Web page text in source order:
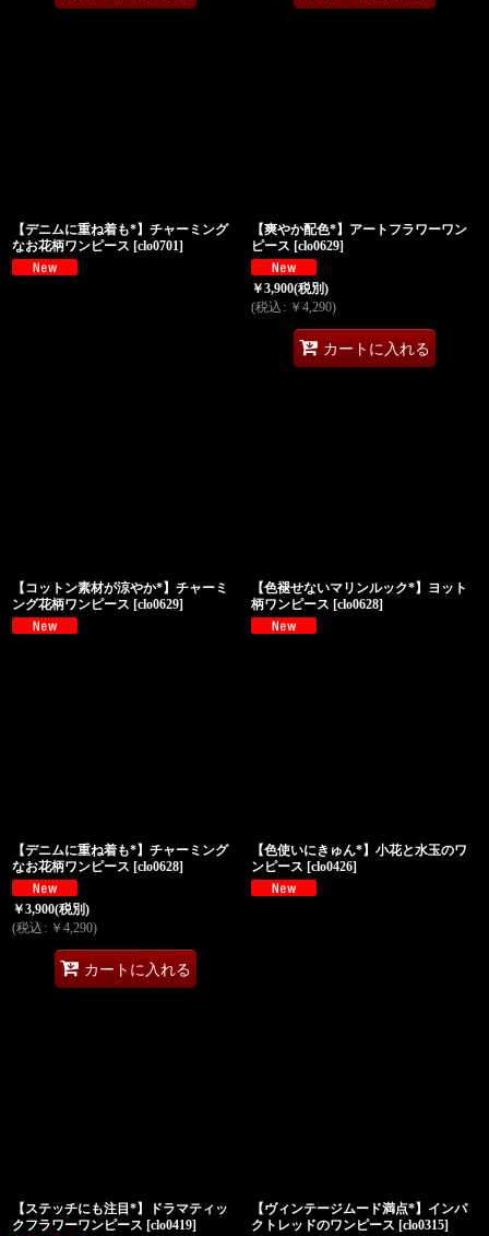
【デニムに重ね着も*】チャーミング
なお花柄ワンピース [clo0701]
【爽やか配色*】アートフラワーワン
ピース [clo0629]
￥3,900(税別)
(税込 : ￥ 4,290)
カートに入れる
【コットン素材が涼やか*】チャーミ
ング花柄ワンピース [clo0629]
【色褪せないマリンルック*】ヨット
柄ワンピース [clo0628]
【デニムに重ね着も*】チャーミング
なお花柄ワンピース [clo0628]
￥3,900(税別)
(税込 : ￥ 4,290)
カートに入れる
【色使いにきゅん*】小花と水玉のワ
ンピース [clo0426]
【ステッチにも注目*】ドラマティッ
クフラワーワンピース [clo0419]
【ヴィンテージムード満点*】インパ
クトレッドのワンピース [clo0315]